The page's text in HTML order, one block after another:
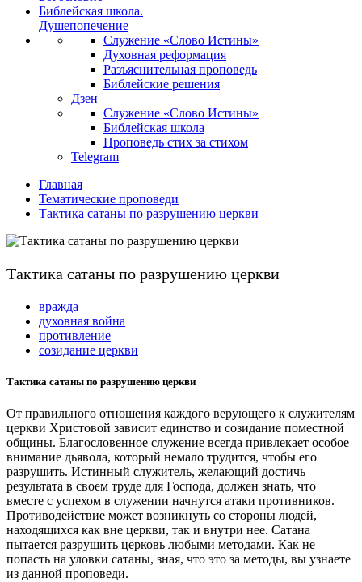
Библейская школа.
Душепопечение
Служение «Слово Истины»
Духовная реформация
Разъяснительная проповедь
Библейские решения
Дзен
Служение «Слово Истины»
Библейская школа
Проповедь стих за стихом
Telegram
Главная
Тематические проповеди
Тактика сатаны по разрушению церкви
Тактика сатаны по разрушению церкви
вражда
духовная война
противление
созидание церкви
Тактика сатаны по разрушению церкви
От правильного отношения каждого верующего к служителям
церкви Христовой зависит единство и созидание поместной
общины. Благословенное служение всегда привлекает особое
внимание дьявола, который немало трудится, чтобы его
разрушить. Истинный служитель, желающий достичь
результата в своем труде для Господа, должен знать, что
вместе с успехом в служении начнутся атаки противников.
Противодействие может возникнуть со стороны людей,
находящихся как вне церкви, так и внутри нее. Сатана
пытается разрушить церковь любыми методами. Как не
попасть на уловки сатаны, зная, что это за методы, вы узнаете
из данной проповеди.